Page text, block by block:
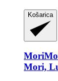
Košarica
Mori,